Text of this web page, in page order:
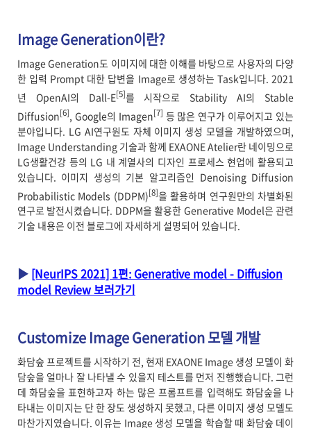
Image Generation이란?
Image Generation도 이미지에 대한 이해를 바탕으로 사용자의 다양
한 입력 Prompt 대한 답변을 Image로 생성하는 Task입니다. 2021
년 OpenAI의 Dall-E[5]를 시작으로 Stability AI의 Stable
Diffusion[6] , Google의 Imagen[7] 등 많은 연구가 이루어지고 있는
분야입니다. LG AI연구원도 자체 이미지 생성 모델을 개발하였으며,
Image Understanding 기술과 함께 EXAONE Atelier란 네이밍으로
LG생활건강 등의 LG 내 계열사의 디자인 프로세스 현업에 활용되고
있습니다. 이미지 생성의 기본 알고리즘인 Denoising Diffusion
Probabilistic Models (DDPM)[8]을 활용하며 연구원만의 차별화된
연구로 발전시켰습니다. DDPM을 활용한 Generative Model은 관련
기술 내용은 이전 블로그에 자세하게 설명되어 있습니다.
▶ [NeurIPS 2021] 1편: Generative model - Diffusion
model Review 보러가기
Customize Image Generation 모델 개발
화담숲 프로젝트를 시작하기 전, 현재 EXAONE Image 생성 모델이 화
담숲을 얼마나 잘 나타낼 수 있을지 테스트를 먼저 진행했습니다. 그런
데 화담숲을 표현하고자 하는 많은 프롬프트를 입력해도 화담숲을 나
타내는 이미지는 단 한 장도 생성하지 못했고, 다른 이미지 생성 모델도
마찬가지였습니다. 이유는 Image 생성 모델을 학습할 때 화담숲 데이